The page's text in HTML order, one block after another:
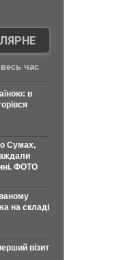
час
в
Сумах,
ФОТО
на складі
візит